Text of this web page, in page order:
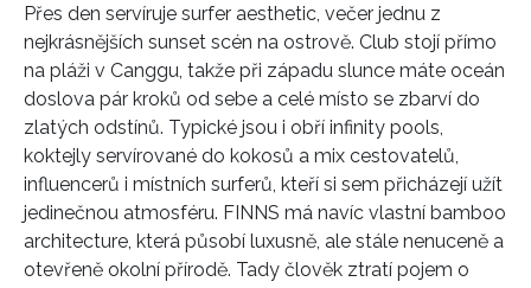
Přes den servíruje surfer aesthetic, večer jednu z
nejkrásnějších sunset scén na ostrově. Club stojí přímo
na pláži v Canggu, takže při západu slunce máte oceán
doslova pár kroků od sebe a celé místo se zbarví do
zlatých odstínů. Typické jsou i obří infinity pools,
koktejly servírované do kokosů a mix cestovatelů,
influencerů i místních surferů, kteří si sem přicházejí užít
jedinečnou atmosféru. FINNS má navíc vlastní bamboo
architecture, která působí luxusně, ale stále nenuceně a
otevřeně okolní přírodě. Tady člověk ztratí pojem o